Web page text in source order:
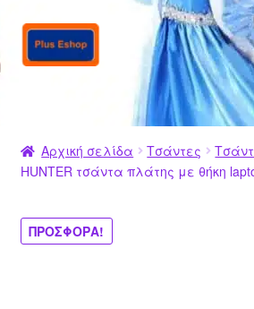
Απευθείας
μετάβαση
Μετάβαση
σε
Αρχική σελίδα Τσάντες
HUNTER τσάντα πλάτης με θήκη
ΠΡΟΣΦΟΡΆ!